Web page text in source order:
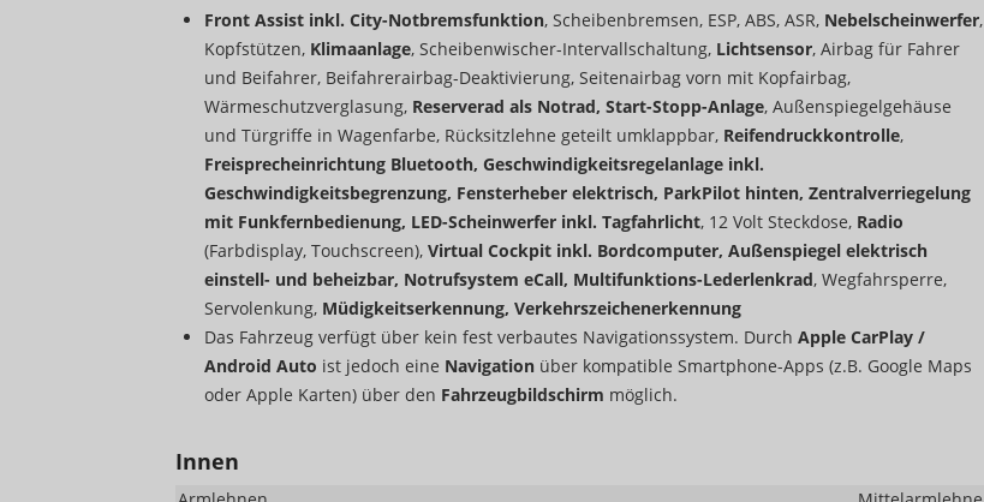
Front Assist inkl. City-Notbremsfunktion, Scheibenbremsen, ESP, ABS, ASR, Nebelscheinwerfer,
Kopfstützen, Klimaanlage, Scheibenwischer-Intervallschaltung, Lichtsensor, Airbag für Fahrer
und Beifahrer, Beifahrerairbag-Deaktivierung, Seitenairbag vorn mit Kopfairbag,
Wärmeschutzverglasung, Reserverad als Notrad, Start-Stopp-Anlage, Außenspiegelgehäuse
und Türgriffe in Wagenfarbe, Rücksitzlehne geteilt umklappbar, Reifendruckkontrolle,
Freisprecheinrichtung Bluetooth, Geschwindigkeitsregelanlage inkl.
Geschwindigkeitsbegrenzung, Fensterheber elektrisch, ParkPilot hinten, Zentralverriegelung
mit Funkfernbedienung, LED-Scheinwerfer inkl. Tagfahrlicht, 12 Volt Steckdose, Radio
(Farbdisplay, Touchscreen), Virtual Cockpit inkl. Bordcomputer, Außenspiegel elektrisch
einstell- und beheizbar, Notrufsystem eCall, Multifunktions-Lederlenkrad, Wegfahrsperre,
Servolenkung, Müdigkeitserkennung, Verkehrszeichenerkennung
Das Fahrzeug verfügt über kein fest verbautes Navigationssystem. Durch Apple CarPlay /
Android Auto ist jedoch eine Navigation über kompatible Smartphone-Apps (z.B. Google Maps
oder Apple Karten) über den Fahrzeugbildschirm möglich.
Innen